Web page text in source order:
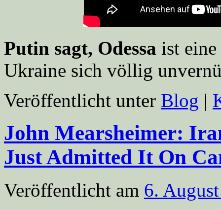
Putin sagt, Odessa ist
Ukraine sich völlig
Veröffentlicht unter Blog |
John Mearsheimer:
Just Admitted It On
Veröffentlicht am 6.